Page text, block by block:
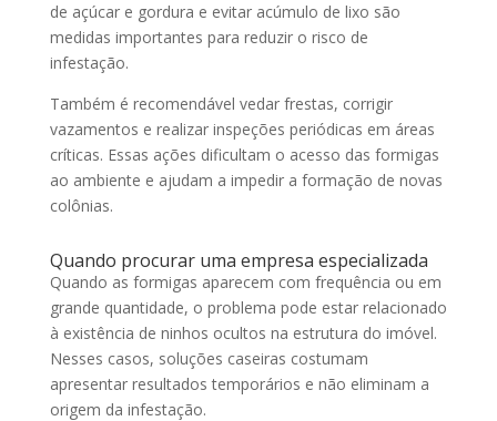
de açúcar e gordura e evitar acúmulo de lixo são
medidas importantes para reduzir o risco de
infestação.
Também é recomendável vedar frestas, corrigir
vazamentos e realizar inspeções periódicas em áreas
críticas. Essas ações dificultam o acesso das formigas
ao ambiente e ajudam a impedir a formação de novas
colônias.
Quando procurar uma empresa especializada
Quando as formigas aparecem com frequência ou em
grande quantidade, o problema pode estar relacionado
à existência de ninhos ocultos na estrutura do imóvel.
Nesses casos, soluções caseiras costumam
apresentar resultados temporários e não eliminam a
origem da infestação.